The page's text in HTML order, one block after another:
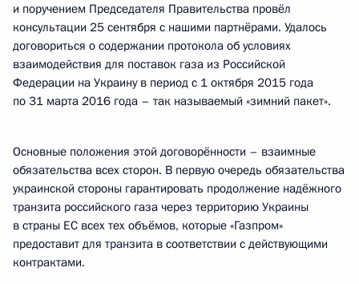
и поручением Председателя Правительства провёл
консультации 25 сентября с нашими партнёрами. Удалось
договориться о содержании протокола об условиях
взаимодействия для поставок газа из Российской
Федерации на Украину в период с 1 октября 2015 года
по 31 марта 2016 года – так называемый «зимний пакет».
Основные положения этой договорённости – взаимные
обязательства всех сторон. В первую очередь обязательства
украинской стороны гарантировать продолжение надёжного
транзита российского газа через территорию Украины
в страны ЕС всех тех объёмов, которые «Газпром»
предоставит для транзита в соответствии с действующими
контрактами.